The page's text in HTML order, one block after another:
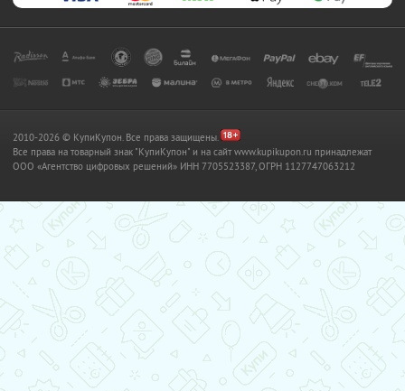
2010-2026 © КупиКупон. Все права защищены.
Все права на товарный знак "КупиКупон" и на сайт www.kupikupon.ru принадлежат
OOO «Агентство цифровых решений» ИНН 7705523387, ОГРН 1127747063212